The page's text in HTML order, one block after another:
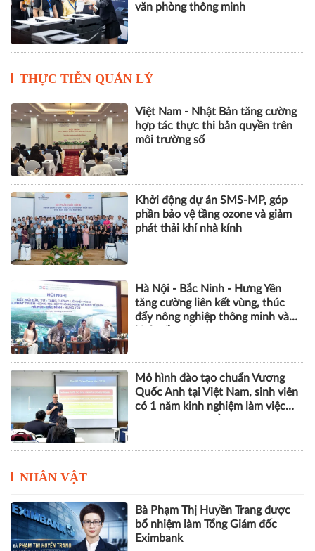
văn phòng thông minh
THỰC TIỄN QUẢN LÝ
Việt Nam - Nhật Bản tăng cường
hợp tác thực thi bản quyền trên
môi trường số
Khởi động dự án SMS-MP, góp
phần bảo vệ tầng ozone và giảm
phát thải khí nhà kính
Hà Nội - Bắc Ninh - Hưng Yên
tăng cường liên kết vùng, thúc
đẩy nông nghiệp thông minh và
Mô hình đào tạo chuẩn Vương
Quốc Anh tại Việt Nam, sinh viên
có 1 năm kinh nghiệm làm việc
NHÂN VẬT
Bà Phạm Thị Huyền Trang được
bổ nhiệm làm Tổng Giám đốc
Eximbank